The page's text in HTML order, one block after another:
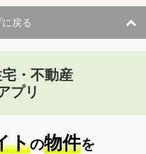
戻る
・不動産
プリ
トの物件を